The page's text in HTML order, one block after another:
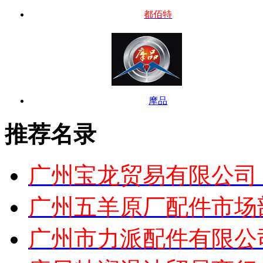
都佰特
摩品
推荐名录
广州宝龙贸易有限公
广州五羊原厂配件市场
广州市力派配件有限公